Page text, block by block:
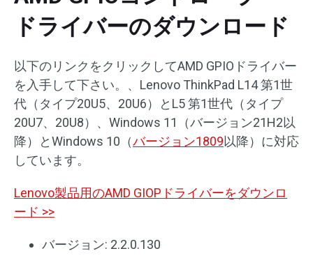
ドライバーのダウンロード
以下のリンクをクリックしてAMD GPIOドライバー
を入手して下さい。、Lenovo ThinkPad L14 第1世
代（タイプ20U5、20U6）とL5 第1世代（タイプ
20U7、20U8）、Windows 11（バージョン21H2以
降）とWindows 10（バージョン1809以降）に対応
しています。
Lenovo製品用のAMD GIOPドライバーをダウンロ
ード >>
バージョン: 2.2.0.130